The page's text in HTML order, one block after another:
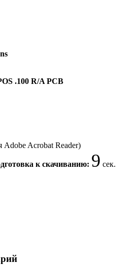
.100 R/A PCB
Adobe Acrobat Reader)
к скачиванию: 9 сек.